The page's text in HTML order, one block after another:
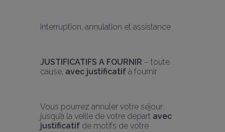
Interruption, annulation et assistance
JUSTIFICATIFS A FOURNIR – toute
cause, avec justificatif à fournir
Vous pourrez annuler votre séjour
jusqu’à la veille de votre départ avec
justificatif de motifs de votre